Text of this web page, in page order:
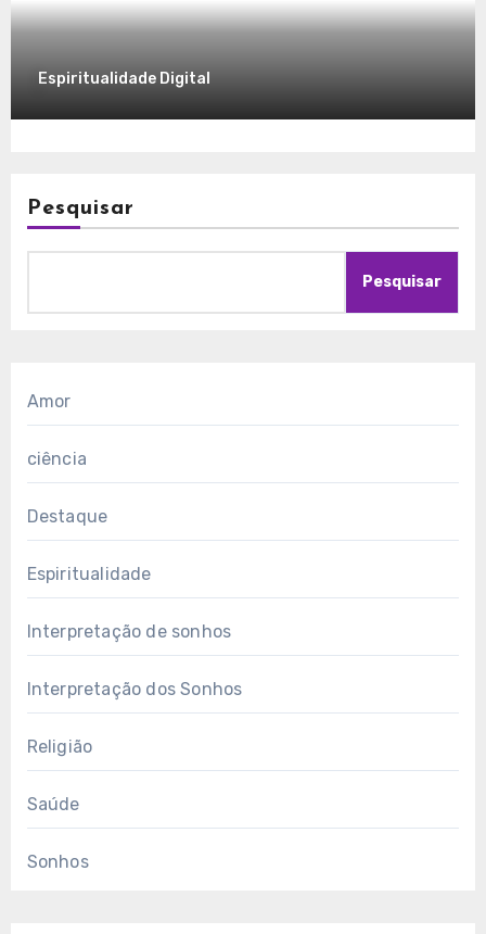
Espiritualidade Digital
Pesquisar
Pesquisar
Amor
ciência
Destaque
Espiritualidade
Interpretação de sonhos
Interpretação dos Sonhos
Religião
Saúde
Sonhos